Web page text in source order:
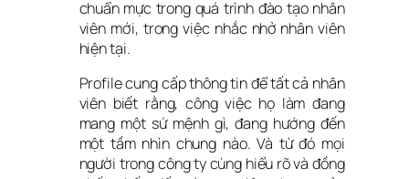
chuẩn mực trong quá trình đào tạo nhân
viên mới, trong việc nhắc nhở nhân viên
hiện tại.
Profile cung cấp thông tin để tất cả nhân
viên biết rằng, công việc họ làm đang
mang một sứ mệnh gì, đang hướng đến
một tầm nhìn chung nào. Và từ đó mọi
người trong công ty cùng hiểu rõ và đồng